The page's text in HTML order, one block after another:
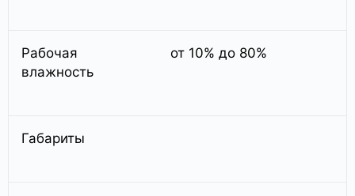
Рабочая
влажность
от 10% до 80%
Габариты